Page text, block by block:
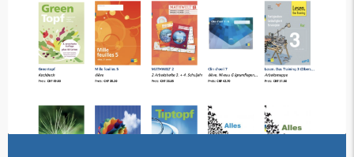
Schulverlag: Magento-Shop zur
Digitalisierung der Bestellprozesse im
Lehrmittel aus verschiedensten Fachbereichen für die
deutschsprachige Volksschule, angeboten in einem
modernen…